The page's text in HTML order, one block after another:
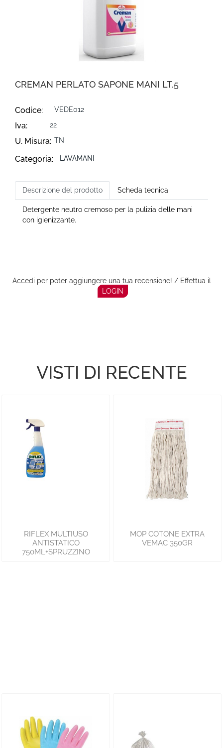
CREMAN PERLATO SAPONE MANI LT.5
Codice: VEDE012
Iva: 22
U. Misura: TN
Categoria: LAVAMANI
Descrizione del prodotto Scheda tecnica
Detergente neutro cremoso per la pulizia delle mani
con igienizzante.
Accedi per poter aggiungere una tua recensione! / Effettua il
LOGIN
VISTI DI RECENTE
RIFLEX MULTIUSO
ANTISTATICO
750ML+SPRUZZINO
MOP COTONE EXTRA
VEMAC 350GR